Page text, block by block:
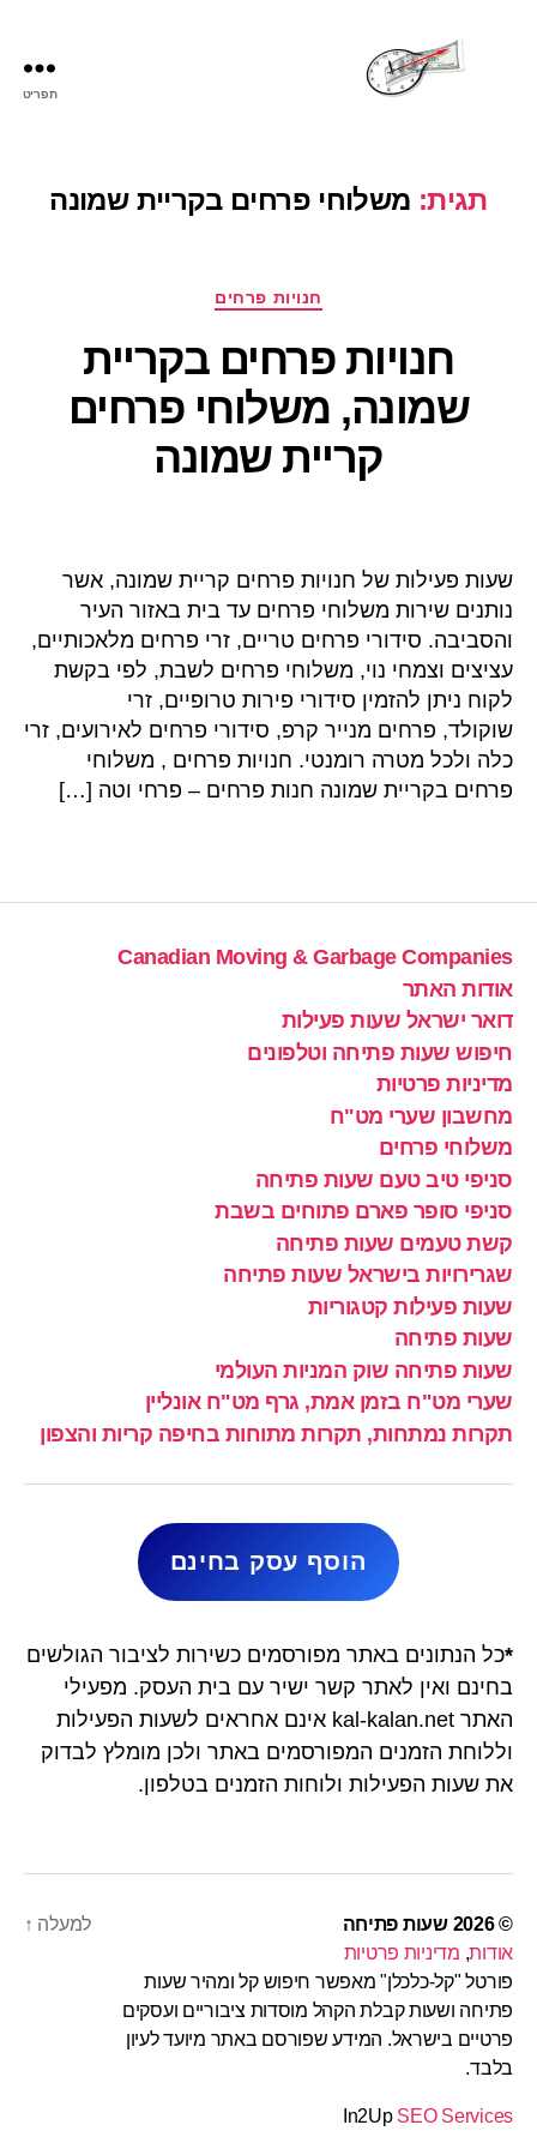
תפריט
תגית: משלוחי פרחים בקריית שמונה
קטגוריות
חנויות פרחים
חנויות פרחים בקריית
שמונה, משלוחי פרחים
קריית שמונה
שעות פעילות של חנויות פרחים קריית שמונה, אשר
נותנים שירות משלוחי פרחים עד בית באזור העיר
והסביבה. סידורי פרחים טריים, זרי פרחים מלאכותיים,
עציצים וצמחי נוי, משלוחי פרחים לשבת, לפי בקשת
לקוח ניתן להזמין סידורי פירות טרופיים, זרי
שוקולד, פרחים מנייר קרפ, סידורי פרחים לאירועים, זרי
כלה ולכל מטרה רומנטי. חנויות פרחים , משלוחי
פרחים בקריית שמונה חנות פרחים – פרחי וטה […]
Canadian Moving & Garbage Companies
אודות האתר
דואר ישראל שעות פעילות
חיפוש שעות פתיחה וטלפונים
מדיניות פרטיות
מחשבון שערי מט"ח
משלוחי פרחים
סניפי טיב טעם שעות פתיחה
סניפי סופר פארם פתוחים בשבת
קשת טעמים שעות פתיחה
שגרירויות בישראל שעות פתיחה
שעות פעילות קטגוריות
שעות פתיחה
שעות פתיחה שוק המניות העולמי
שערי מט"ח בזמן אמת, גרף מט"ח אונליין
תקרות נמתחות, תקרות מתוחות בחיפה קריות והצפון
הוסף עסק בחינם
*כל הנתונים באתר מפורסמים כשירות לציבור הגולשים
בחינם ואין לאתר קשר ישיר עם בית העסק. מפעילי
האתר kal-kalan.net אינם אחראים לשעות הפעילות
וללוחת הזמנים המפורסמים באתר ולכן מומלץ לבדוק
את שעות הפעילות ולוחות הזמנים בטלפון.
© 2026
שעות פתיחה
אודות, מדיניות פרטיות
פורטל "קל-כלכלן" מאפשר חיפוש קל ומהיר שעות
פתיחה ושעות קבלת הקהל מוסדות ציבוריים ועסקים
פרטיים בישראל. המידע שפורסם באתר מיועד לעיון
בלבד.
In2Up SEO Services
למעלה ↑